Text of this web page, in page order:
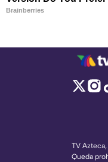
TV
Queda